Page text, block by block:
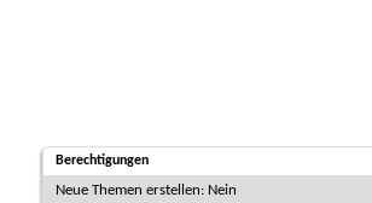
Berechtigungen
Neue Themen erstellen: Nein